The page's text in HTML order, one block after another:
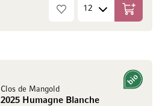
Clos de Mangold
2025 Humagne Blanche
Bio